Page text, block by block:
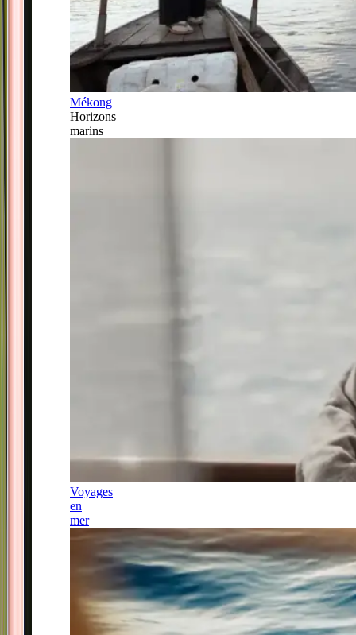
Mékong
Horizons
marins
Voyages
en
mer